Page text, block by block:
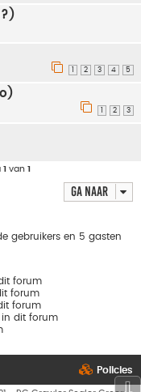
2 3 4 5
2 3
1 van 1
Ga naar
gebruikers en 5 gasten
forum
forum
forum
in dit forum
Policies